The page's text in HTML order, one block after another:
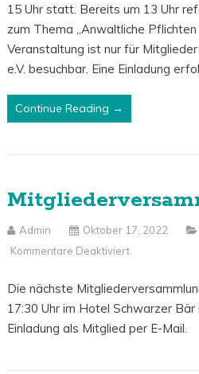
Dates
15 Uhr statt. Bereits um 13 Uhr
zum Thema „Anwaltliche Pflichten
Veranstaltung ist nur für
e.V. besuchbar. Eine Einladung
Continue Reading →
Admin Oktober 17, 2022
Kommentare Deaktiviert
Die nächste
17:30 Uhr im Hotel Schwarzer
Einladung als Mitglied per E-Mail.